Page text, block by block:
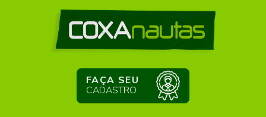
FAÇA SEU
CADASTRO